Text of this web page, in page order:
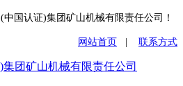
中国认证)集团矿山机械有限责任公司！
网站首页 联系方式